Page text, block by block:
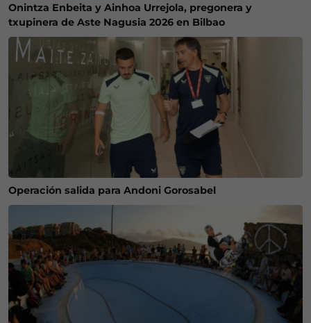
Onintza Enbeita y Ainhoa Urrejola, pregonera y
txupinera de Aste Nagusia 2026 en Bilbao
Operación salida para Andoni Gorosabel